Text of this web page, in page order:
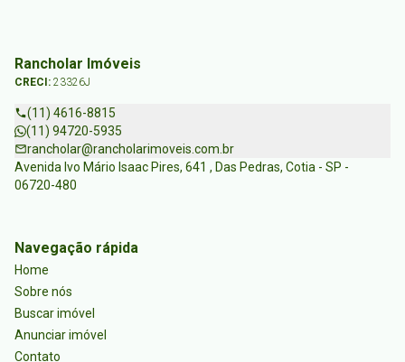
Rancholar Imóveis
CRECI: 23326J
(11) 4616-8815
(11) 94720-5935
rancholar@rancholarimoveis.com.br
Avenida Ivo Mário Isaac Pires, 641 , Das Pedras, Cotia - SP -
06720-480
Navegação rápida
Home
Sobre nós
Buscar imóvel
Anunciar imóvel
Contato